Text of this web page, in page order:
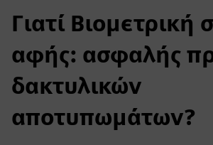
Γιατί Βιομετρική
αφής: ασφαλής
δακτυλικών
αποτυπωμάτων?